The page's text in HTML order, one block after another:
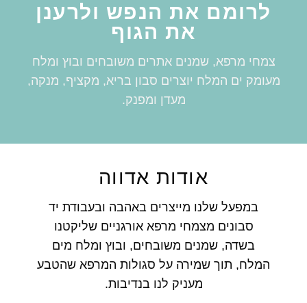
לרומם את הנפש ולרענן
את הגוף
צמחי מרפא, שמנים אתרים משובחים ובוץ ומלח
מעומק ים המלח יוצרים סבון בריא, מקציף, מנקה,
מעדן ומפנק.
אודות אדווה
במפעל שלנו מייצרים באהבה ובעבודת יד
סבונים מצמחי מרפא אורגניים שליקטנו
בשדה, שמנים משובחים, ובוץ ומלח מים
המלח, תוך שמירה על סגולות המרפא שהטבע
מעניק לנו בנדיבות.